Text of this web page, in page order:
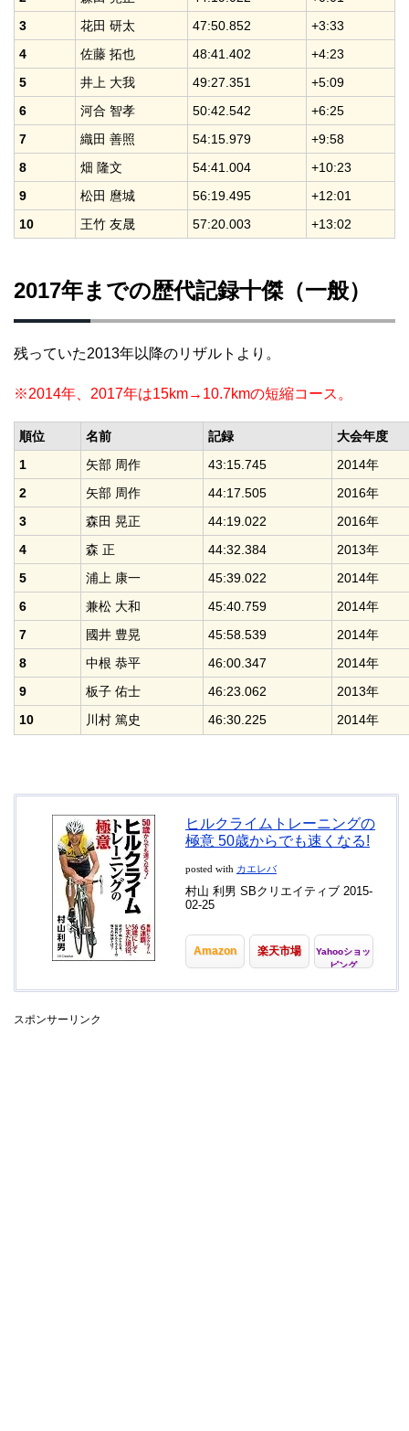
3
花田 研太 47:50.852
+3:33
4
佐藤 拓也 48:41.402
+4:23
5
井上 大我 49:27.351
+5:09
6
河合 智孝 50:42.542
+6:25
7
織田 善照 54:15.979
+9:58
8
畑 隆文 54:41.004
+10:23
9
松田 麿城 56:19.495
+12:01
10
王竹 友晟 57:20.003 +13:02
2017年までの歴代記録十傑（一般）
残っていた2013年以降のリザルトより。
※2014年、2017年は15km→10.7kmの短縮コース。
順位 名前 記録
大会年度
1
矢部 周作 43:15.745
2014年
2
矢部 周作 44:17.505
2016年
3
森田 晃正 44:19.022
2016年
4
森 正 44:32.384
2013年
5
浦上 康一 45:39.022
2014年
6
兼松 大和 45:40.759
2014年
7
國井 豊晃 45:58.539
2014年
8
中根 恭平 46:00.347
2014年
9
板子 佑士 46:23.062
2013年
10
川村 篤史 46:30.225 2014年
ヒルクライムトレーニングの
極意 50歳からでも速くなる!
posted with カエレバ
村山 利男 SBクリエイティブ 2015-
02-25
Amazon 楽天市場
Yahooショッ
ピング
スポンサーリンク